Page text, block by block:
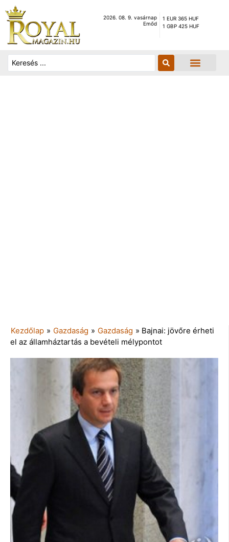
2026. 08. 9. vasárnap
Emőd
1 EUR 365 HUF
1 GBP 425 HUF
Kezdőlap » Gazdaság » Gazdaság » Bajnai: jövőre érheti
el az államháztartás a bevételi mélypontot